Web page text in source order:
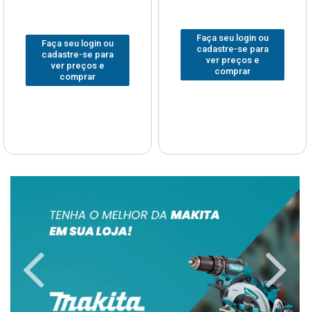
Faça seu login ou
cadastre-se para
ver preços e
comprar
Faça seu login ou
cadastre-se para
ver preços e
comprar